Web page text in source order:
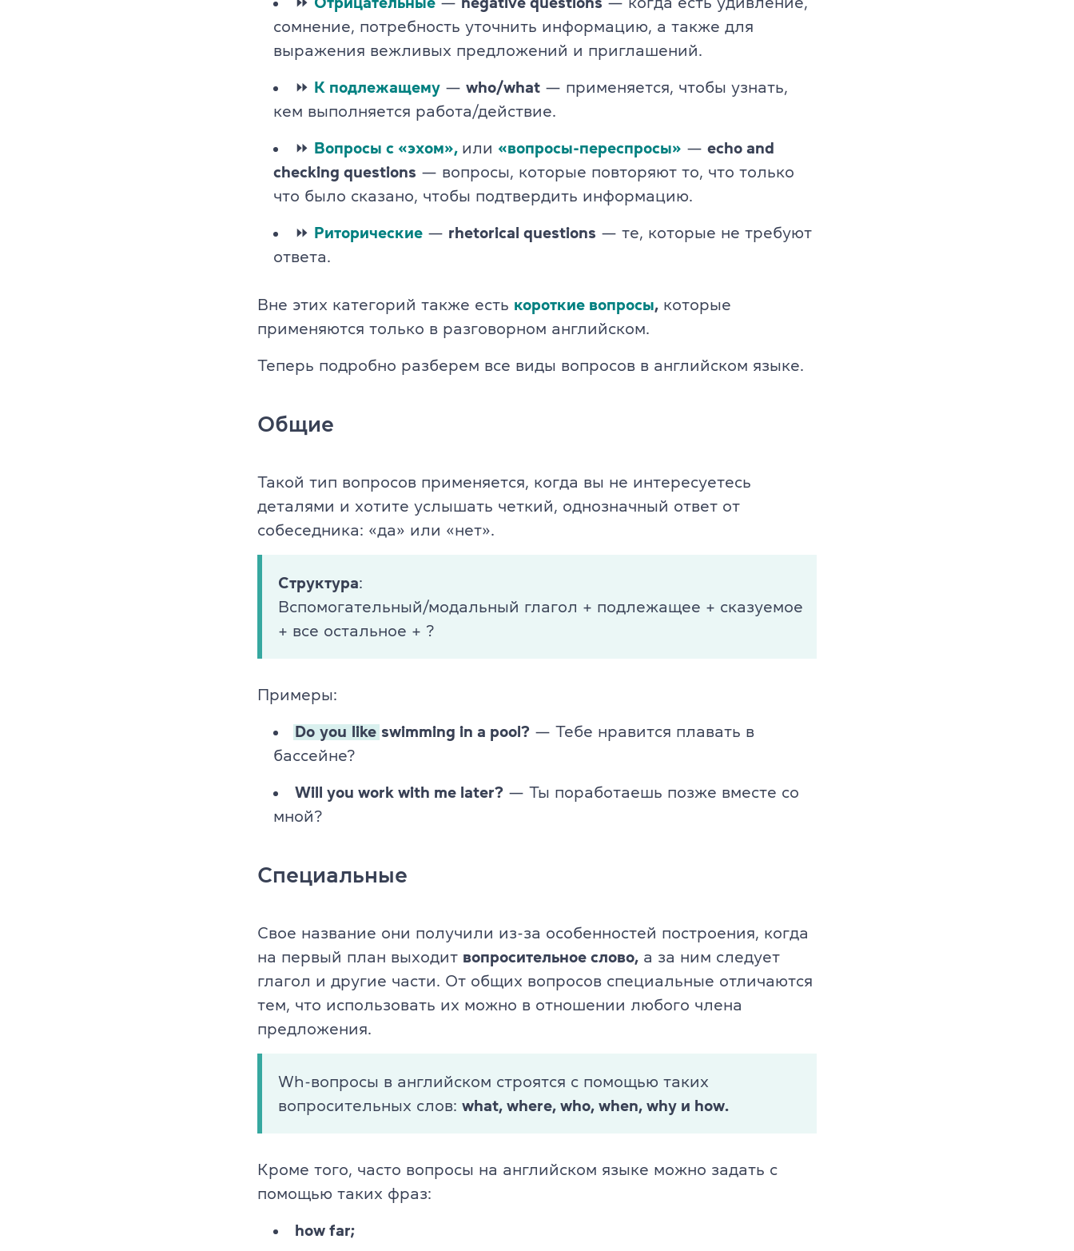
Linguaskill
IELTS
Партнерская программа
Лицензия
Преподаватели
Партнеры
Контакты
TKT Module 2
Экзамены Cambridge English
YLE Starters, Movers, Flyers
A2 Key (KET) + for Schools
B1 Preliminary (PET) + for Schools
C1 Advanced (CAE)
Экзамены в Польше
Об экзамене IELTS
Об экзамене TOEFL
сомнение, потребность уточнить информацию, а также для
выражения вежливых предложений и приглашений.
⏩ К подлежащему — who/what — применяется, чтобы узнать,
кем выполняется работа/действие.
⏩ Вопросы с «эхом», или «вопросы-переспросы» — echo and
checking questions — вопросы, которые повторяют то, что только
что было сказано, чтобы подтвердить информацию.
⏩ Риторические — rhetorical questions — те, которые не требуют
ответа.
Вне этих категорий также есть короткие вопросы, которые
применяются только в разговорном английском.
Теперь подробно разберем все виды вопросов в английском языке.
Общие
Такой тип вопросов применяется, когда вы не интересуетесь
деталями и хотите услышать четкий, однозначный ответ от
собеседника: «да» или «нет».
Структура:
Вспомогательный/модальный глагол + подлежащее + сказуемое
+ все остальное + ?
Примеры:
Do you like swimming in a pool? — Тебе нравится плавать в
бассейне?
Will you work with me later? — Ты поработаешь позже вместе со
мной?
Специальные
Свое название они получили из-за особенностей построения, когда
на первый план выходит вопросительное слово, а за ним следует
глагол и другие части. От общих вопросов специальные отличаются
тем, что использовать их можно в отношении любого члена
предложения.
Wh-вопросы в английском строятся с помощью таких
вопросительных слов: what, where, who, when, why и how.
Кроме того, часто вопросы на английском языке можно задать с
помощью таких фраз:
how far;